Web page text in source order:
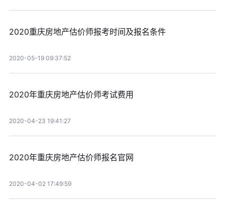
2020重庆房地产估价师报考时间及报名条件
2020-05-19 09:37:52
2020年重庆房地产估价师考试费用
2020-04-23 19:41:27
2020年重庆房地产估价师报名官网
2020-04-02 17:49:59